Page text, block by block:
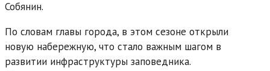
Собянин.
По словам главы города, в этом сезоне открыли
новую набережную, что стало важным шагом в
развитии инфраструктуры заповедника.